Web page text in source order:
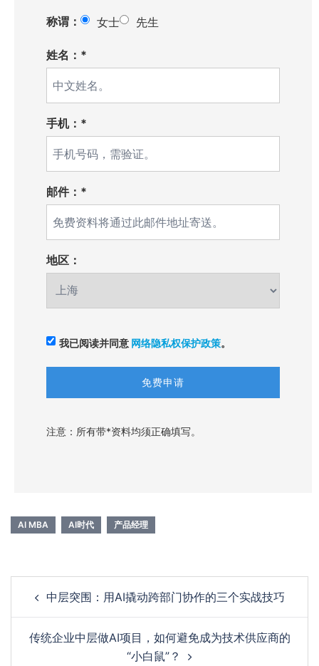
称谓： 女士 先生
姓名：*
手机：*
邮件：*
地区：
我已阅读并同意 网络隐私权保护政策。
注意：所有带*资料均须正确填写。
AI MBA AI时代 产品经理
navigation
中层突围：用AI撬动跨部门协作的三个实战技巧
传统企业中层做AI项目，如何避免成为技术供应商的
“小白鼠”？